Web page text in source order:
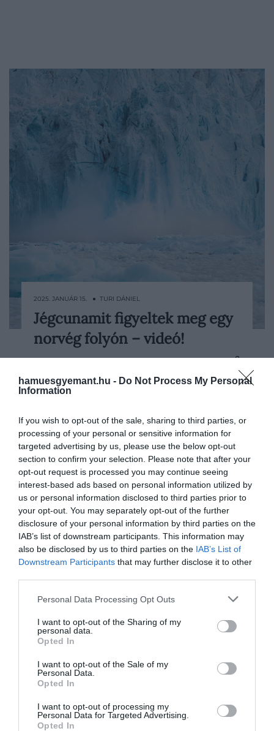
hamuesgyemant.hu - Do Not Process My Personal
Information
If you wish to opt-out of the sale, sharing to third parties, or
processing of your personal or sensitive information for
targeted advertising by us, please use the below opt-out
section to confirm your selection. Please note that after your
opt-out request is processed you may continue seeing
interest-based ads based on personal information utilized by
us or personal information disclosed to third parties prior to
your opt-out. You may separately opt-out of the further
disclosure of your personal information by third parties on the
IAB’s list of downstream participants. This information may
also be disclosed by us to third parties on the IAB’s List of
Downstream Participants that may further disclose it to other
Please note that this website/app uses one or more Google
not limited to your visit or usage behaviour. You may click to
grant or deny consent to Google and its third-party tags to
use your data for below specified purposes in below Google
consent section.
Personal Data Processing Opt Outs
I want to opt-out of the Sharing of my
personal data.
Opted In
I want to opt-out of the Sale of my
Personal Data.
Opted In
I want to opt-out of processing my
Personal Data for Targeted Advertising.
Opted In
Az extrém időjárási jelenségek egyre
gyakoribbak, egyes kutatások szerint
pedig négyből három ember
következő 20 évben. Nemrégiben több
legkülönlegesebb természeti csodája.
2025. JANUÁR 15. ● TURI DÁNIEL
Jégcunamit figyeltek meg egy
norvég folyón – videó!